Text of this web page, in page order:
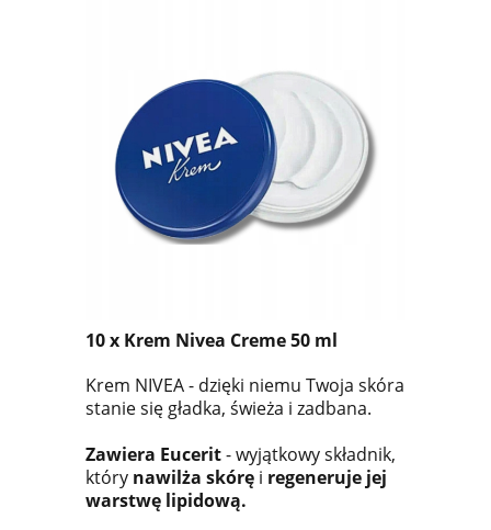
10 x Krem Nivea Creme 50 ml
Krem NIVEA - dzięki niemu Twoja skóra
stanie się gładka, świeża i zadbana.
Zawiera Eucerit- wyjątkowy składnik,
który nawilża skórę i regeneruje jej
warstwę lipidową.